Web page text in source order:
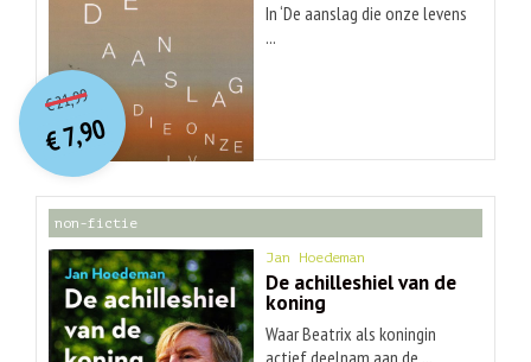
In ‘De aanslag die onze levens
...
€21,99O
orspr
onkelijke
prijs
was:
€ 21,99.
€7,90
Huidige
prijs
is:
€ 7,90.
non-fictie
Jan Hoedeman
De achilleshiel van de
koning
Waar Beatrix als koningin
actief deelnam aan de ...